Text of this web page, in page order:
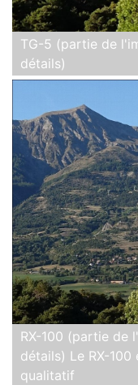
TG-5 (partie de
détails)
RX-100 (partie de
détails) Le RX-
qualitatif